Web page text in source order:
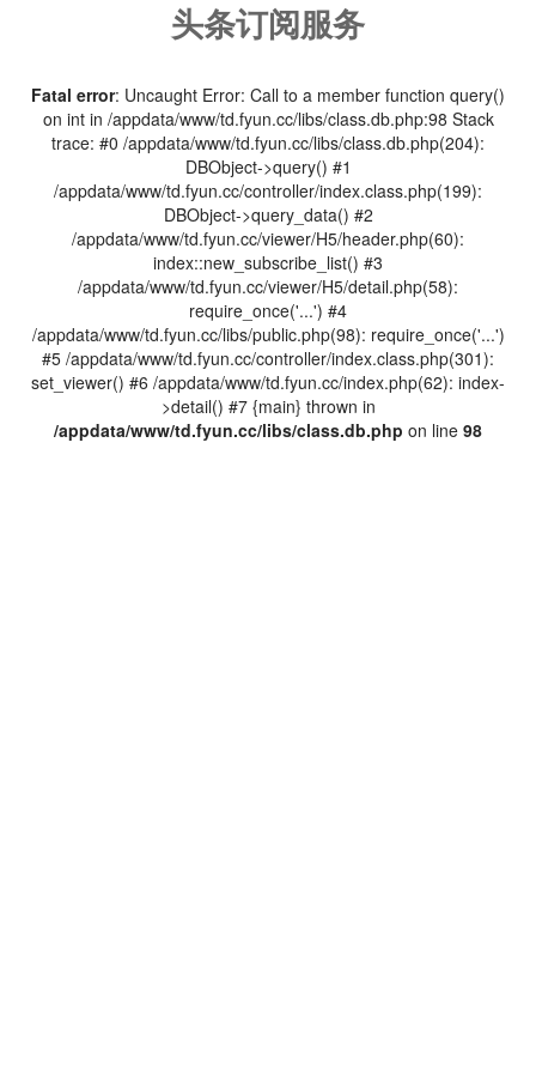
头条订阅服务
Fatal error: Uncaught Error: Call to a member function query()
on int in /appdata/www/td.fyun.cc/libs/class.db.php:98 Stack
trace: #0 /appdata/www/td.fyun.cc/libs/class.db.php(204):
DBObject->query() #1
/appdata/www/td.fyun.cc/controller/index.class.php(199):
DBObject->query_data() #2
/appdata/www/td.fyun.cc/viewer/H5/header.php(60):
index::new_subscribe_list() #3
/appdata/www/td.fyun.cc/viewer/H5/detail.php(58):
require_once('...') #4
/appdata/www/td.fyun.cc/libs/public.php(98): require_once('...')
#5 /appdata/www/td.fyun.cc/controller/index.class.php(301):
set_viewer() #6 /appdata/www/td.fyun.cc/index.php(62): index-
>detail() #7 {main} thrown in
/appdata/www/td.fyun.cc/libs/class.db.php on line 98